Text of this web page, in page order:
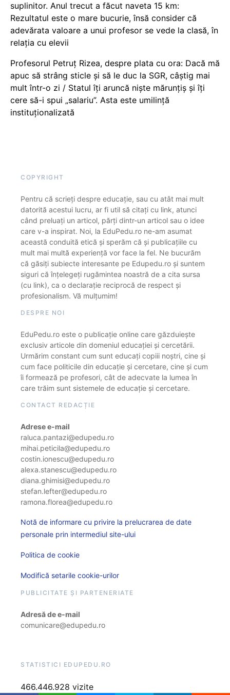
suplinitor. Anul trecut a făcut naveta 15 km:
Rezultatul este o mare bucurie, însă consider că
adevărata valoare a unui profesor se vede la clasă, în
relația cu elevii
Profesorul Petruț Rizea, despre plata cu ora: Dacă mă
apuc să strâng sticle și să le duc la SGR, câștig mai
mult într-o zi / Statul îți aruncă niște mărunțiș și îți
cere să-i spui „salariu”. Asta este umilință
instituționalizată
COPYRIGHT
Pentru că scrieți despre educație, sau cu atât mai mult
datorită acestui lucru, ar fi util să citați cu link, atunci
când preluați un articol, părți dintr-un articol sau o idee
care v-a inspirat. Noi, la EduPedu.ro ne-am asumat
această conduită etică și sperăm că și publicațiile cu
mult mai multă experiență vor face la fel. Ne bucurăm
că găsiți subiecte interesante pe Edupedu.ro și suntem
siguri că înțelegeți rugămintea noastră de a cita sursa
(cu link), ca o declarație reciprocă de respect și
profesionalism. Vă mulțumim!
DESPRE NOI
EduPedu.ro este o publicație online care găzduiește
exclusiv articole din domeniul educației și cercetării.
Urmărim constant cum sunt educați copiii noștri, cine și
cum face politicile din educație și cercetare, cine și cum
îi formează pe profesori, cât de adecvate la lumea în
care trăim sunt sistemele de educație și cercetare.
CONTACT REDACȚIE
Adrese e-mail
raluca.pantazi@edupedu.ro
mihai.peticila@edupedu.ro
costin.ionescu@edupedu.ro
alexa.stanescu@edupedu.ro
diana.ghimisi@edupedu.ro
stefan.lefter@edupedu.ro
ramona.florea@edupedu.ro
Notă de informare cu privire la prelucrarea de date
personale prin intermediul site-ului
Politica de cookie
Modifică setarile cookie-urilor
PUBLICITATE ȘI PARTENERIATE
Adresă de e-mail
comunicare@edupedu.ro
STATISTICI EDUPEDU.RO
466.446.928 vizite